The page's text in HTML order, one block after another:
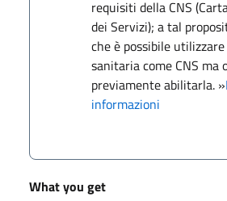
requisiti della CNS
dei Servizi); a tal
che è possibile
sanitaria come CNS ma
previamente abilitarla. »
informazioni
What you get